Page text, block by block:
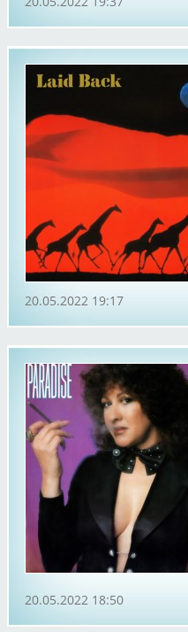
20.05.2022 19:17
20.05.2022 18:50